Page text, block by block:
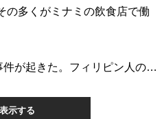
の多くがミナミの飲食店で働
が起きた。フィリピン人の…
示する